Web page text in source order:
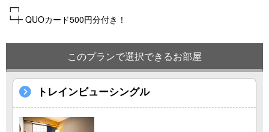
┏┓
┗╋ QUOカード500円分付き！
このプランで選択できるお部屋
トレインビューシングル